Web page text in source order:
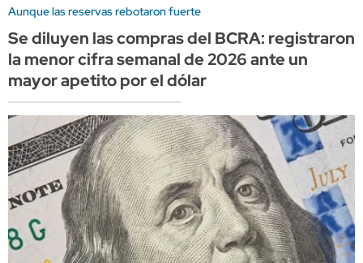
Aunque las reservas rebotaron fuerte
Se diluyen las compras del BCRA: registraron
la menor cifra semanal de 2026 ante un
mayor apetito por el dólar